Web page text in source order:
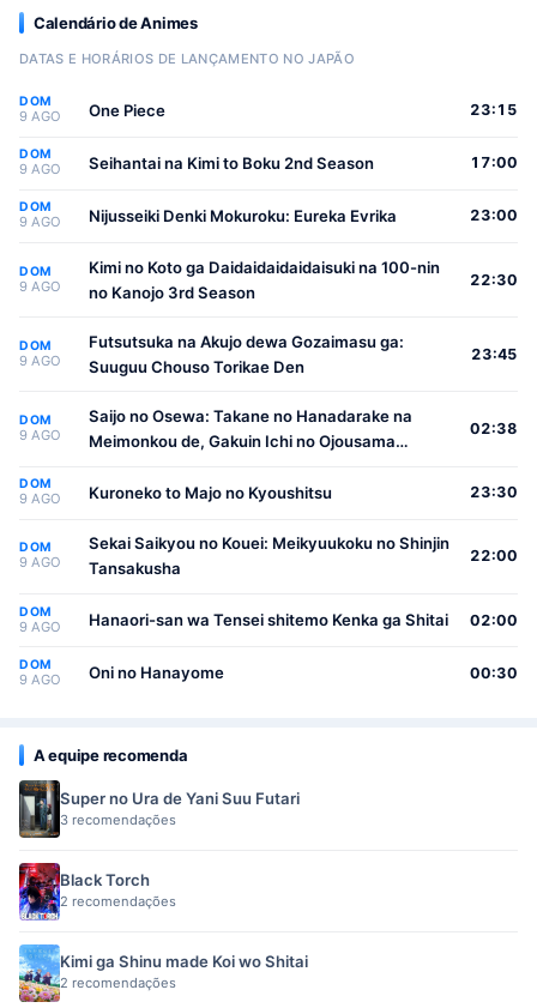
Calendário de Animes
DATAS E HORÁRIOS DE LANÇAMENTO NO JAPÃO
DOM
9 AGO One Piece 23:15
DOM
9 AGO Seihantai na Kimi to Boku 2nd Season 17:00
DOM
9 AGO Nijusseiki Denki Mokuroku: Eureka Evrika 23:00
DOM
9 AGO
Kimi no Koto ga Daidaidaidaidaisuki na 100-nin
no Kanojo 3rd Season
22:30
DOM
9 AGO
Futsutsuka na Akujo dewa Gozaimasu ga:
Suuguu Chouso Torikae Den
23:45
DOM
9 AGO
Saijo no Osewa: Takane no Hanadarake na
Meimonkou de, Gakuin Ichi no Ojousama
Osewa suru Koto ni Narimashita
02:38
DOM
9 AGO Kuroneko to Majo no Kyoushitsu 23:30
DOM
9 AGO
Sekai Saikyou no Kouei: Meikyuukoku no Shinjin
Tansakusha
22:00
DOM
9 AGO Hanaori-san wa Tensei shitemo Kenka ga Shitai 02:00
DOM
9 AGO Oni no Hanayome 00:30
A equipe recomenda
Super no Ura de Yani Suu Futari
3 recomendações
Black Torch
2 recomendações
Kimi ga Shinu made Koi wo Shitai
2 recomendações